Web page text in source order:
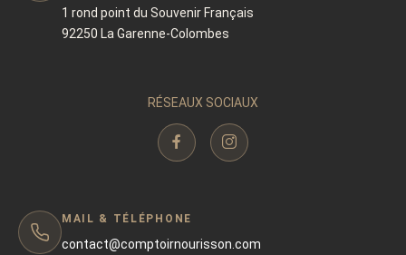
1 rond point du Souvenir Français
92250 La Garenne-Colombes
RÉSEAUX SOCIAUX
MAIL & TÉLÉPHONE
contact@comptoirnourisson.com